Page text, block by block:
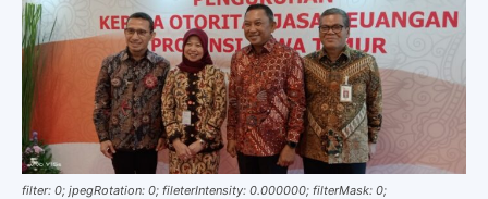
filter: 0; jpegRotation: 0; fileterIntensity: 0.000000; filterMask: 0;